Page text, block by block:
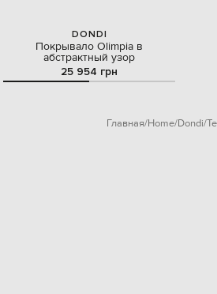
DONDI
Покрывало Olimpia в
абстрактный узор
25 954 грн
Главная Home Dondi